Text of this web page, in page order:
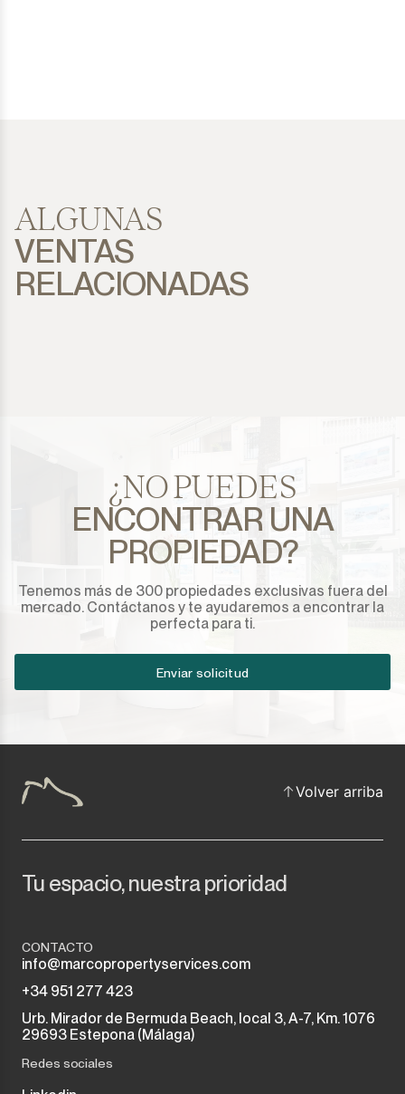
ALGUNAS
VENTAS
RELACIONADAS
¿NO PUEDES
ENCONTRAR UNA
PROPIEDAD?
Tenemos más de 300 propiedades exclusivas fuera del
mercado. Contáctanos y te ayudaremos a encontrar la
perfecta para ti.
Enviar solicitud
Volver arriba
Tu espacio, nuestra prioridad
CONTACTO
info@marcopropertyservices.com
+34 951 277 423
Urb. Mirador de Bermuda Beach, local 3, A-7, Km. 1076
29693 Estepona (Málaga)
Redes sociales